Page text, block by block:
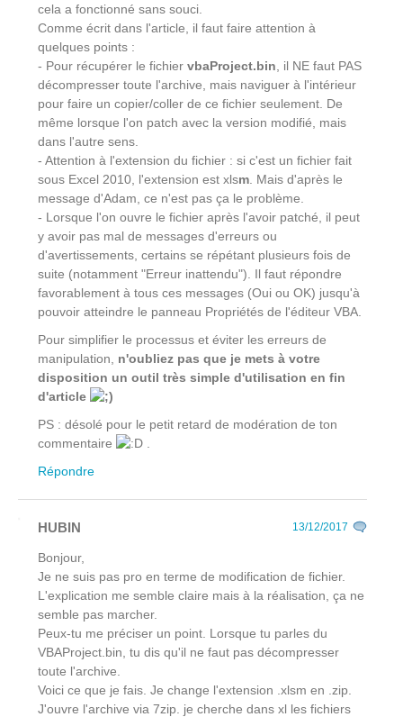
cela a fonctionné sans souci.
Comme écrit dans l'article, il faut faire attention à
quelques points :
- Pour récupérer le fichier vbaProject.bin , il NE faut PAS
décompresser toute l'archive, mais naviguer à l'intérieur
pour faire un copier/coller de ce fichier seulement. De
même lorsque l'on patch avec la version modifié, mais
dans l'autre sens.
- Attention à l'extension du fichier : si c'est un fichier fait
sous Excel 2010, l'extension est xlsm . Mais d'après le
message d'Adam, ce n'est pas ça le problème.
- Lorsque l'on ouvre le fichier après l'avoir patché, il peut
y avoir pas mal de messages d'erreurs ou
d'avertissements, certains se répétant plusieurs fois de
suite (notamment "Erreur inattendu"). Il faut répondre
favorablement à tous ces messages (Oui ou OK) jusqu'à
pouvoir atteindre le panneau Propriétés de l'éditeur VBA.
Pour simplifier le processus et éviter les erreurs de
manipulation, n'oubliez pas que je mets à votre
disposition un outil très simple d'utilisation en fin
d'article
PS : désolé pour le petit retard de modération de ton
commentaire
Répondre
HUBIN 13/12/2017
Bonjour,
Je ne suis pas pro en terme de modification de fichier.
L'explication me semble claire mais à la réalisation, ça ne
semble pas marcher.
Peux-tu me préciser un point. Lorsque tu parles du
VBAProject.bin, tu dis qu'il ne faut pas décompresser
toute l'archive.
Voici ce que je fais. Je change l'extension .xlsm en .zip.
J'ouvre l'archive via 7zip. je cherche dans xl les fichiers